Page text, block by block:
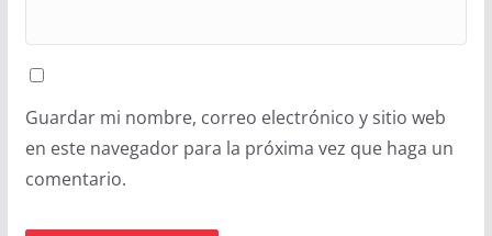
Guardar mi nombre, correo electrónico y sitio web
en este navegador para la próxima vez que haga un
comentario.